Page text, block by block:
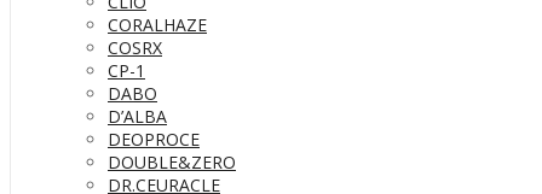
CORALHAZE
COSRX
CP-1
DABO
D’ALBA
DEOPROCE
DOUBLE&ZERO
DR.CEURACLE